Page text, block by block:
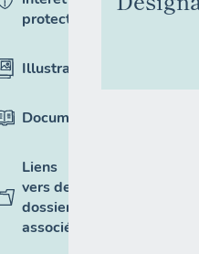
protection
Illustrations
Documentation
Liens
vers des
dossiers
associés